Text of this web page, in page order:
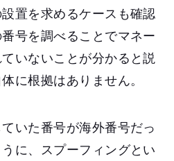
置を求めるケースも確認
号を調べることでマネー
いないことが分かると説
に根拠はありません。
いた番号が海外番号だっ
に、スプーフィングとい